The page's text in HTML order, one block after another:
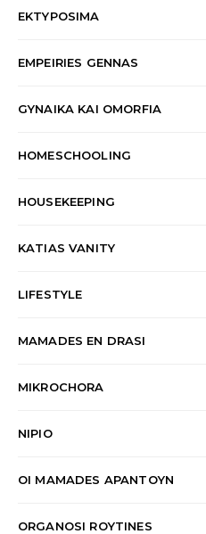
EKTYPOSIMA
EMPEIRIES GENNAS
GYNAIKA KAI OMORFIA
HOMESCHOOLING
HOUSEKEEPING
KATIAS VANITY
LIFESTYLE
MAMADES EN DRASI
MIKROCHORA
NIPIO
OI MAMADES APANTOYN
ORGANOSI ROYTINES